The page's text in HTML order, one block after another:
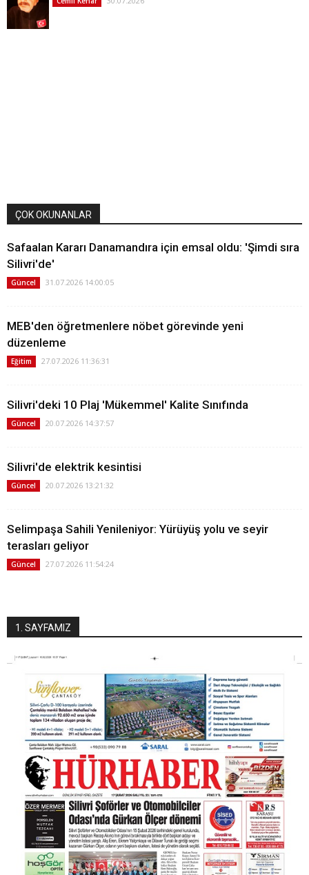
ÇOK OKUNANLAR
Safaalan Kararı Danamandıra için emsal oldu: 'Şimdi sıra
Silivri'de'
Güncel 31.07.2026 14:00:05
MEB'den öğretmenlere nöbet görevinde yeni
düzenleme
Eğitim 27.07.2026 11:36:31
Silivri'deki 10 Plaj 'Mükemmel' Kalite Sınıfında
Güncel 20.07.2026 14:37:57
Silivri'de elektrik kesintisi
Güncel 20.07.2026 13:21:32
Selimpaşa Sahili Yenileniyor: Yürüyüş yolu ve seyir
terasları geliyor
Güncel 27.07.2026 11:54:24
1. SAYFAMIZ